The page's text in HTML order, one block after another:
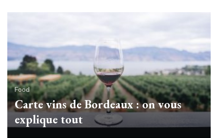
Food
Carte vins de Bordeaux : on vous
explique tout